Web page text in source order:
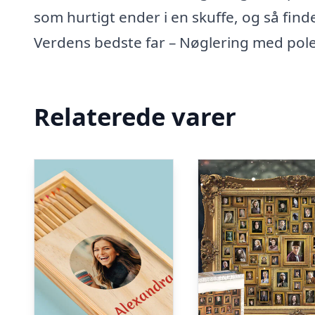
som hurtigt ender i en skuffe, og så
Verdens bedste far – Nøglering med
Relaterede varer